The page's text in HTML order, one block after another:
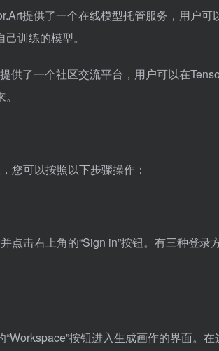
提供了一个在线模型托管服务， 用户可
训练的模型。
供了一个社区交流平台，用户可以在
您可以按照以下步骤操作：
点击右上角的“Sign in”按钮。有三种登
按钮进入生成画作的界面。